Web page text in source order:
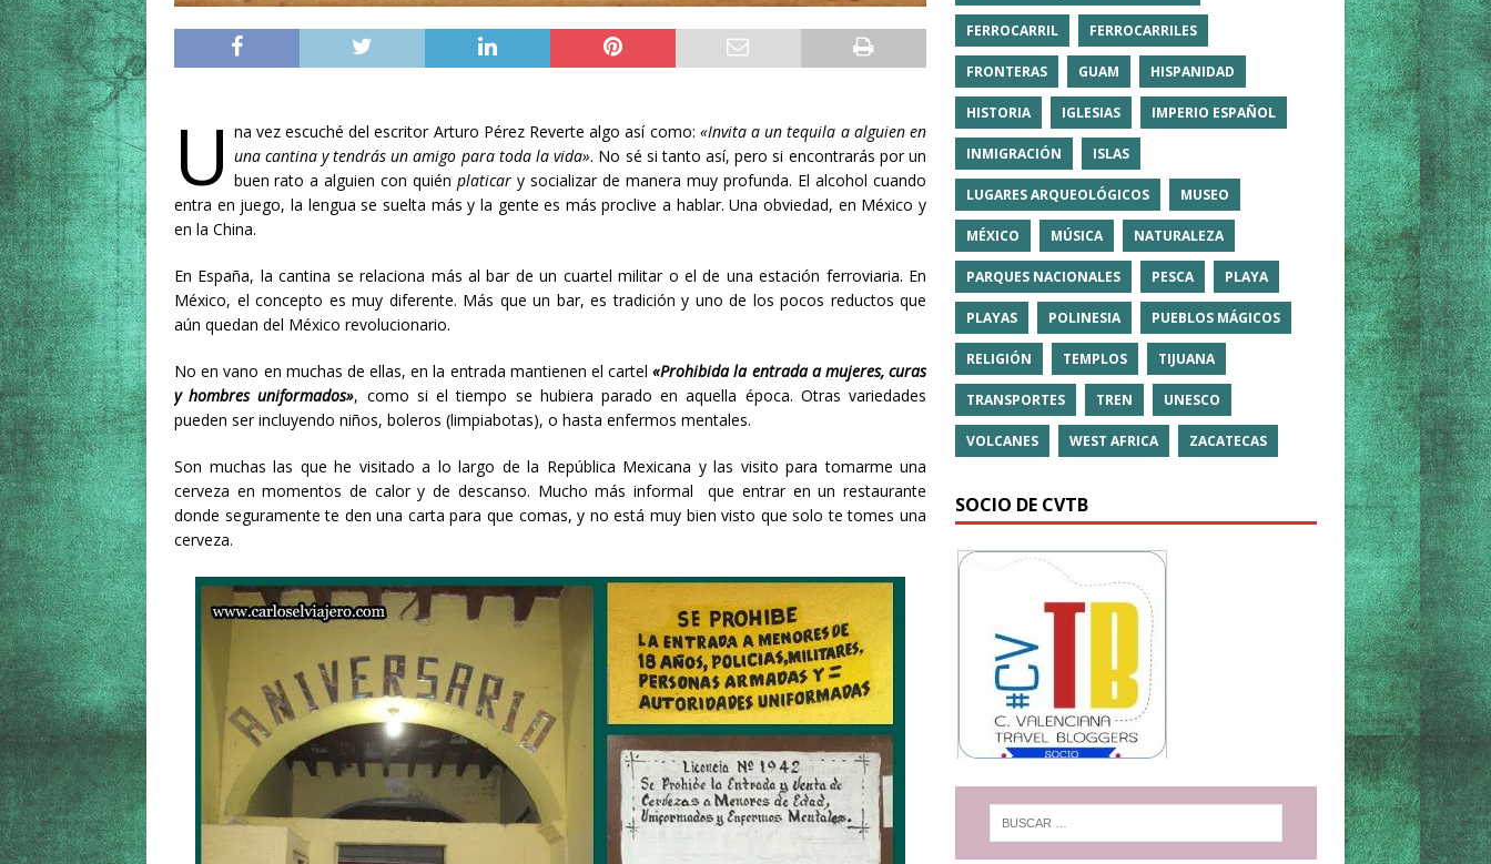
U na vez escuché del escritor Arturo Pérez Reverte algo así como: «Invita a un tequila a alguien en
una cantina y tendrás un amigo para toda la vida». No sé si tanto así, pero si encontrarás por un
buen rato a alguien con quiénplaticar y socializar de manera muy profunda. El alcohol cuando
entra en juego, la lengua se suelta más y la gente es más proclive a hablar. Una obviedad, en México y
en la China.
En España, la cantina se relaciona más al bar de un cuartel militar o el de una estación ferroviaria. En
México, el concepto es muy diferente. Más que un bar, es tradición y uno de los pocos reductos que
aún quedan del México revolucionario.
No en vano en muchas de ellas, en la entrada mantienen el cartel«Prohibida la entrada a mujeres, curas
y hombres uniformados», como si el tiempo se hubiera parado en aquella época. Otras variedades
pueden ser incluyendo niños, boleros (limpiabotas), o hasta enfermos mentales.
Son muchas las que he visitado a lo largo de la República Mexicana y las visito para tomarme una
cerveza en momentos de calor y de descanso. Mucho más informal que entrar en un restaurante
donde seguramente te den una carta para que comas, y no está muy bien visto que solo te tomes una
cerveza.
FERROCARRIL FERROCARRILES
FRONTERAS GUAM HISPANIDAD
HISTORIA IGLESIAS IMPERIO ESPAÑOL
INMIGRACIÓN ISLAS
LUGARES ARQUEOLÓGICOS MUSEO
MÉXICO MÚSICA NATURALEZA
PARQUES NACIONALES PESCA PLAYA
PLAYAS POLINESIA PUEBLOS MÁGICOS
RELIGIÓN TEMPLOS TIJUANA
TRANSPORTES TREN UNESCO
VOLCANES WEST AFRICA ZACATECAS
SOCIO DE CVTB